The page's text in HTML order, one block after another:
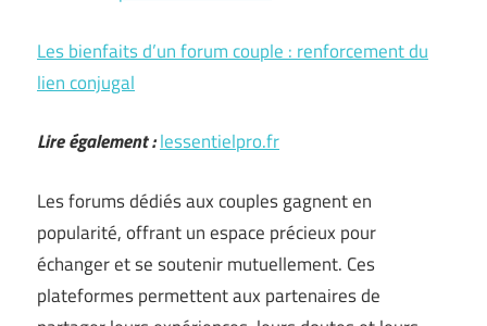
Les bienfaits d’un forum couple : renforcement du
lien conjugal
Lire également :lessentielpro.fr
Les forums dédiés aux couples gagnent en
popularité, offrant un espace précieux pour
échanger et se soutenir mutuellement. Ces
plateformes permettent aux partenaires de